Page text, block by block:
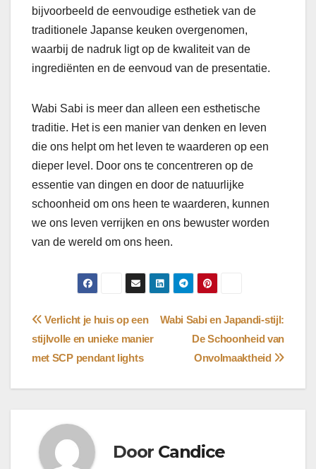
bijvoorbeeld de eenvoudige esthetiek van de
traditionele Japanse keuken overgenomen,
waarbij de nadruk ligt op de kwaliteit van de
ingrediënten en de eenvoud van de presentatie.
Wabi Sabi is meer dan alleen een esthetische
traditie. Het is een manier van denken en leven
die ons helpt om het leven te waarderen op een
dieper level. Door ons te concentreren op de
essentie van dingen en door de natuurlijke
schoonheid om ons heen te waarderen, kunnen
we ons leven verrijken en ons bewuster worden
van de wereld om ons heen.
Bericht
navigatie
Wabi Sabi en Japandi-stijl:
De Schoonheid van
Onvolmaaktheid
Verlicht je huis op een
stijlvolle en unieke manier
met SCP pendant lights
Door Candice